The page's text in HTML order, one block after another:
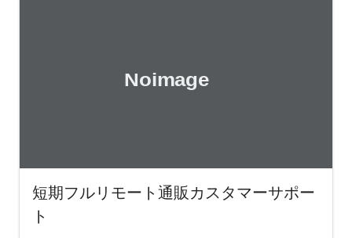
短期フルリモート通販カスタマーサポー
ト